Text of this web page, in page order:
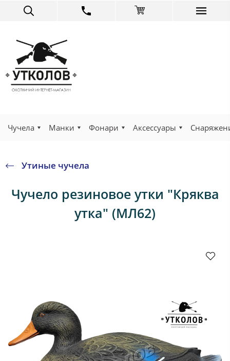
Чучела Манки Фонари Аксессуары
Утиные чучела
Чучело резиновое утки "Кряква
утка" (МЛ62)